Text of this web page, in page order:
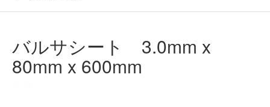
バルサシート 3.0mm x
80mm x 600mm